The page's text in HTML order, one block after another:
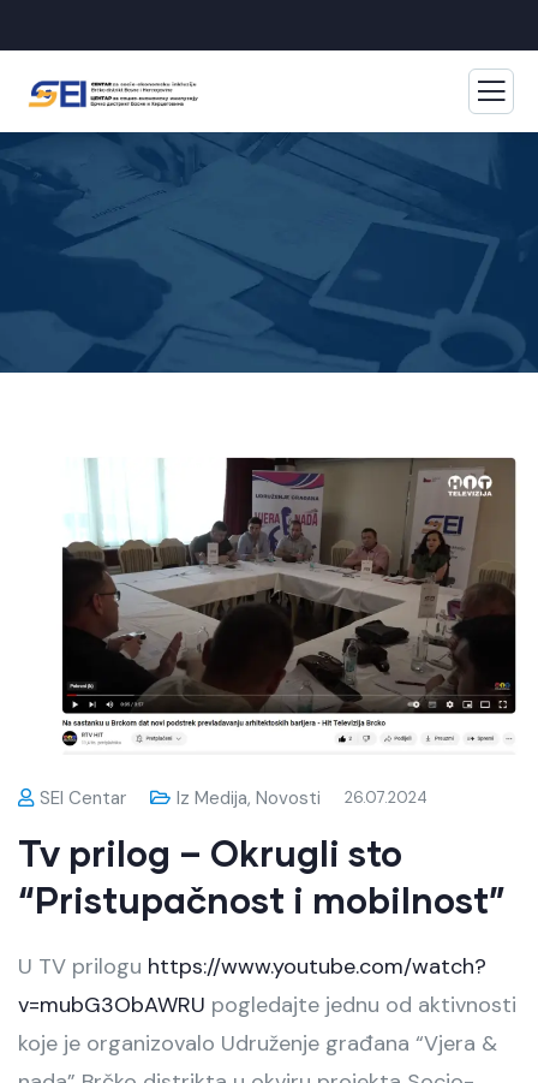
SEI Centar Iz Medija, Novosti 26.07.2024
Tv prilog – Okrugli sto
“Pristupačnost i mobilnost”
U TV prilogu https://www.youtube.com/watch?
v=mubG3ObAWRU pogledajte jednu od aktivnosti
koje je organizovalo Udruženje građana “Vjera &